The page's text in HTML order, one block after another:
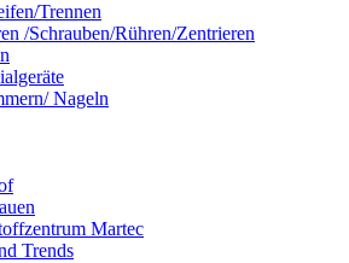
Trennen
/Schrauben/Rühren/Zentrieren
Nageln
Martec
Trends